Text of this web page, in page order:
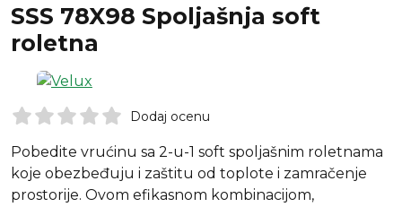
SSS 78X98 Spoljašnja soft
roletna
Dodaj ocenu
Pobedite vrućinu sa 2-u-1 soft spoljašnim roletnama
koje obezbeđuju i zaštitu od toplote i zamračenje
prostorije. Ovom efikasnom kombinacijom,